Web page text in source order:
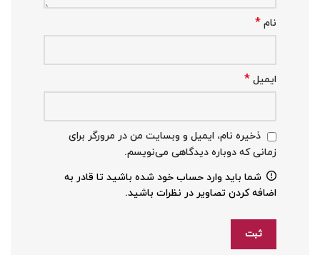
نام *
ایمیل *
ذخیره نام، ایمیل و وبسایت من در مرورگر برای
زمانی که دوباره دیدگاهی می‌نویسم.
شما باید وارد حساب خود شده باشید تا قادر به
اضافه کردن تصاویر در نظرات باشید.